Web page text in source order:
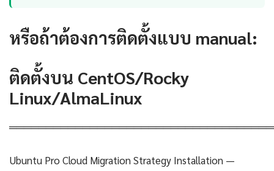
หรือถ้าต้องการติดตั้งแบบ manual:
ติดตั้งบน CentOS/Rocky
Linux/AlmaLinux
Ubuntu Pro Cloud Migration Strategy Installation —